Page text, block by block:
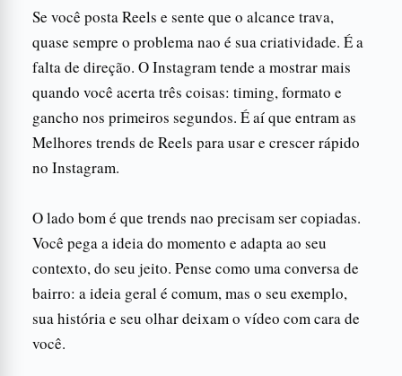
Se você posta Reels e sente que o alcance trava,
quase sempre o problema nao é sua criatividade. É a
falta de direção. O Instagram tende a mostrar mais
quando você acerta três coisas: timing, formato e
gancho nos primeiros segundos. É aí que entram as
Melhores trends de Reels para usar e crescer rápido
no Instagram.
O lado bom é que trends nao precisam ser copiadas.
Você pega a ideia do momento e adapta ao seu
contexto, do seu jeito. Pense como uma conversa de
bairro: a ideia geral é comum, mas o seu exemplo,
sua história e seu olhar deixam o vídeo com cara de
você.